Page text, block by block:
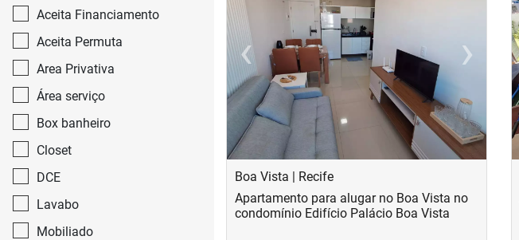
Aceita Financiamento
Aceita Permuta
Area Privativa
Área serviço
Box banheiro
Closet
DCE
Lavabo
Mobiliado
‹Previous ›Next
Boa Vista | Recife
Apartamento para alugar no Boa Vista no
condomínio Edifício Palácio Boa Vista